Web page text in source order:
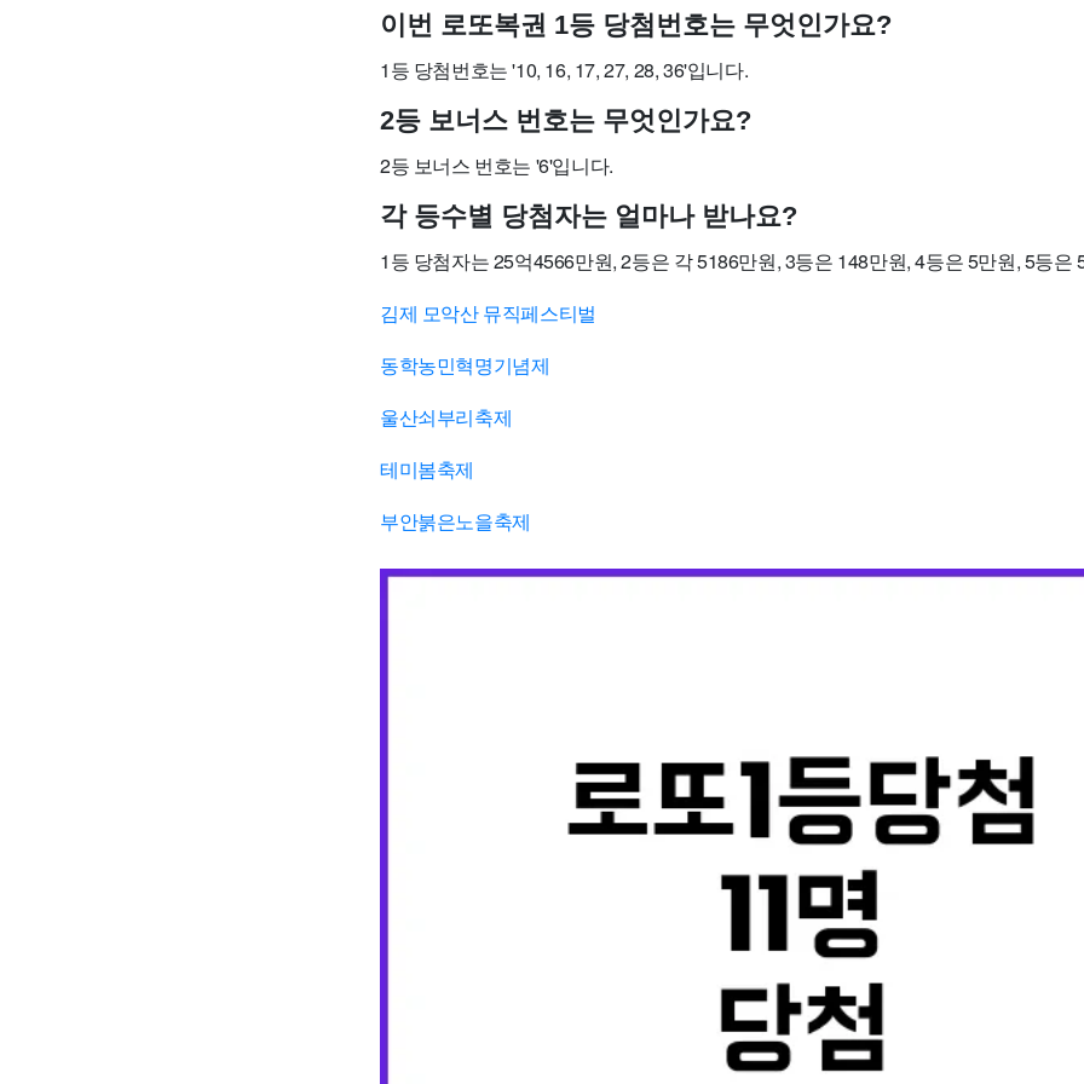
이번 로또복권 1등 당첨번호는 무엇인가요?
1등 당첨번호는 '10, 16, 17, 27, 28, 36'입니다.
2등 보너스 번호는 무엇인가요?
2등 보너스 번호는 '6'입니다.
각 등수별 당첨자는 얼마나 받나요?
1등 당첨자는 25억4566만원, 2등은 각 5186만원, 3등은 148만원, 4등은 5만원, 5등은
김제 모악산 뮤직페스티벌
동학농민혁명기념제
울산쇠부리축제
테미봄축제
부안붉은노을축제